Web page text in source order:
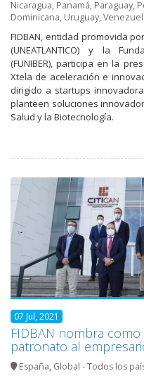
Nicaragua, Panamá, Paraguay,
Dominicana, Uruguay,
FIDBAN, entidad promovida
(UNEATLANTICO) y la
(FUNIBER), participa en la
Xtela de aceleración e
dirigido a startups
planteen soluciones
Salud y la Biotecnología.
07 Jul, 2021
FIDBAN nombra
patronato al
España, Global - Todos los